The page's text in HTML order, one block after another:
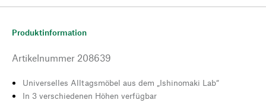
Produktinformation
Artikelnummer 208639
Universelles Alltagsmöbel aus dem „Ishinomaki Lab“
In 3 verschiedenen Höhen verfügbar